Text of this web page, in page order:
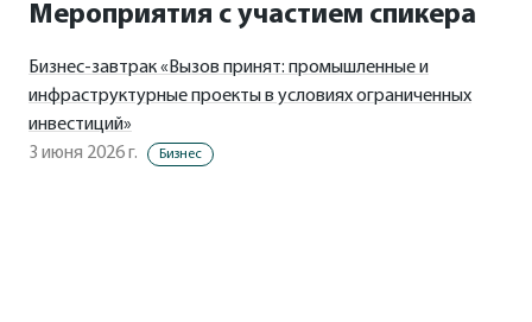
Мероприятия с участием спикера
Бизнес-завтрак «Вызов принят: промышленные и
инфраструктурные проекты в условиях ограниченных
инвестиций»
3 июня 2026 г.
Бизнес